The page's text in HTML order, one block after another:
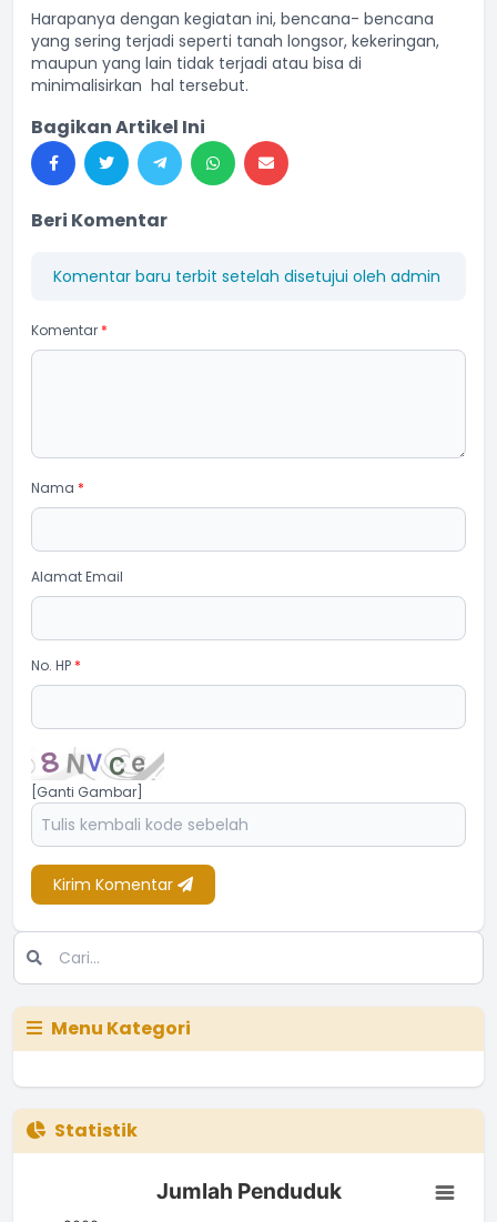
Harapanya dengan kegiatan ini, bencana- bencana
yang sering terjadi seperti tanah longsor, kekeringan,
maupun yang lain tidak terjadi atau bisa di
minimalisirkan hal tersebut.
Bagikan Artikel Ini
Beri Komentar
Komentar baru terbit setelah disetujui oleh admin
Komentar *
Nama *
Alamat Email
No. HP *
[Ganti Gambar]
Kirim Komentar
Menu Kategori
Statistik
Jumlah Penduduk
Bar chart with 3 bars.Jumlah Penduduk